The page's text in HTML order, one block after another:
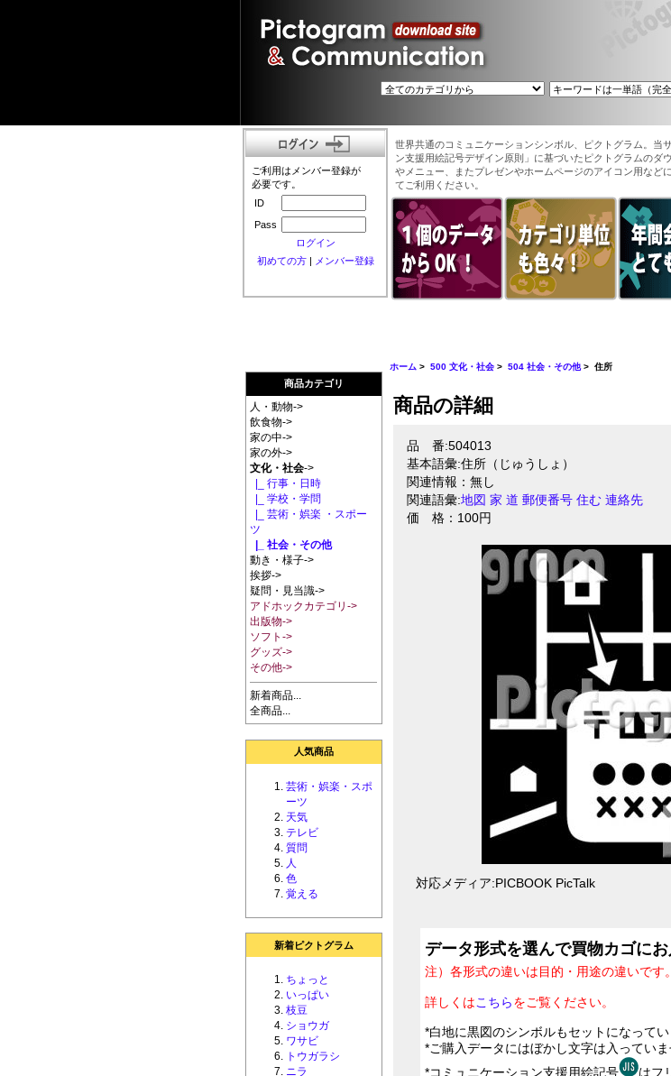
ご利用はメンバー登録が
必要です。
ID
Pass
ログイン
初めての方| メンバー登録
世界共通のコミュニケーションシンボル、ピクトグラム。当
ン支援用絵記号デザイン原則」に基づいたピクトグラムのダ
やメニュー、またプレゼンやホームページのアイコン用など
てご利用ください。
商品カテゴリ
人・動物->
飲食物->
家の中->
家の外->
文化・社会->
|_ 行事・日時
|_ 学校・学問
|_ 芸術・娯楽 ・スポー
ツ
|_ 社会・その他
動き・様子->
挨拶->
疑問・見当識->
アドホックカテゴリ->
出版物->
ソフト->
グッズ->
その他->
新着商品...
全商品...
人気商品
芸術・娯楽・スポ
ーツ
天気
テレビ
質問
人
色
覚える
新着ピクトグラム
ちょっと
いっぱい
枝豆
ショウガ
ワサビ
トウガラシ
ニラ
ホーム >500 文化・社会 >504 社会・その他> 住所
商品の詳細
品 番:504013
基本語彙:住所（じゅうしょ）
関連情報：無し
関連語彙:地図 家 道 郵便番号 住む 連絡先
価 格：100円
対応メディア:PICBOOK PicTalk
データ形式を選んで買物カゴにお
注）各形式の違いは目的・用途の違いです。
詳しくはこちらをご覧ください。
*白地に黒図のシンボルもセットになってい
*ご購入データにはぼかし文字は入っていま
*コミュニケーション支援用絵記号
はフ